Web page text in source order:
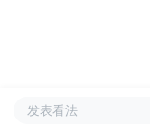
发表看法